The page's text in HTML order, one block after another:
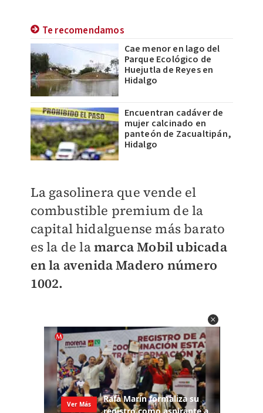
Te recomendamos
Cae menor en lago del
Parque Ecológico de
Huejutla de Reyes en
Hidalgo
Encuentran cadáver de
mujer calcinado en
panteón de Zacualtipán,
Hidalgo
La gasolinera que vende el
combustible premium de la
capital hidalguense más barato
es la de lamarca Mobil ubicada
en la avenida Madero número
1002.